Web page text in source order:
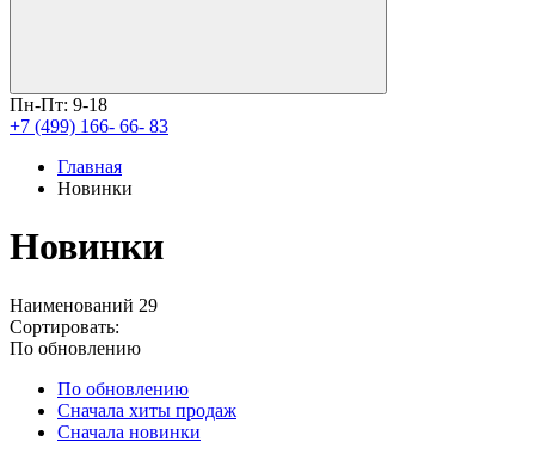
Пн-Пт: 9-18
+7 (499) 166- 66- 83
Главная
Новинки
Новинки
Наименований 29
Сортировать:
По обновлению
По обновлению
Сначала хиты продаж
Сначала новинки